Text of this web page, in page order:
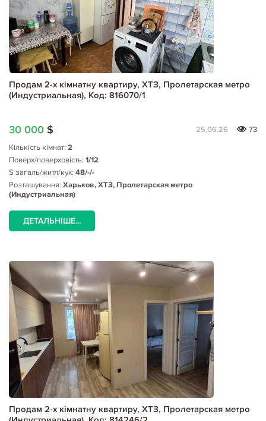
Продам 2-х кімнатну квартиру, ХТЗ, Пролетарская метро
(Индустриальная), Код: 816070/1
30 000 $ 25.06.26
73
Кількість кімнат: 2
Поверх/поверховість: 1/12
S загаль/житл/кух: 48/-/-
Розташування: Харьков, ХТЗ, Пролетарская метро
(Индустриальная)
ДЕТАЛЬНІШЕ...
Продам 2-х кімнатну квартиру, ХТЗ, Пролетарская метро